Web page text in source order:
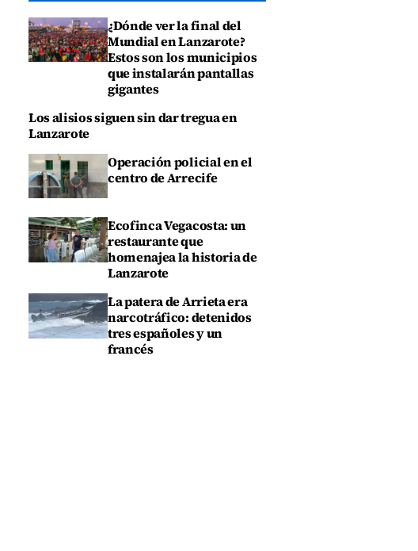
¿Dónde ver la final del
Mundial en Lanzarote?
Estos son los municipios
que instalarán pantallas
gigantes
Los alisios siguen sin dar tregua en
Lanzarote
Operación policial en el
centro de Arrecife
Ecofinca Vegacosta: un
restaurante que
homenajea la historia de
Lanzarote
La patera de Arrieta era
narcotráfico: detenidos
tres españoles y un
francés